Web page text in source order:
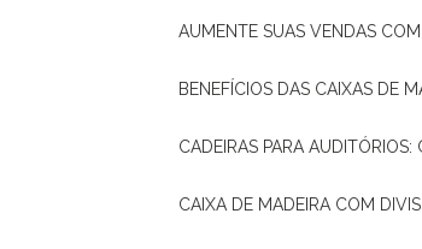
AUMENTE SUAS VENDAS
BENEFÍCIOS DAS CAIXAS DE
CADEIRAS PARA
CAIXA DE MADEIRA COM